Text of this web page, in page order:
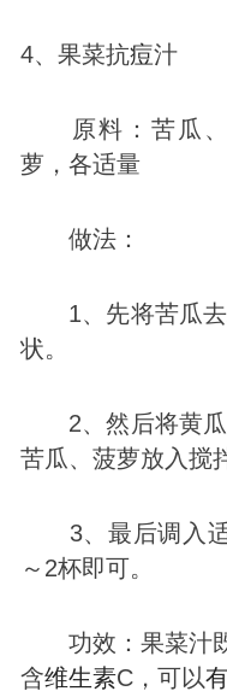
4、果菜抗痘汁
原料：苦瓜、
萝，各适量
做法：
1、先将苦瓜去
状。
2、然后将黄瓜
苦瓜、菠萝放入搅
3、最后调入
～2杯即可。
功效：果菜汁
含维生素C，可以